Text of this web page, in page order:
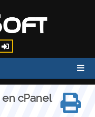
en cPanel